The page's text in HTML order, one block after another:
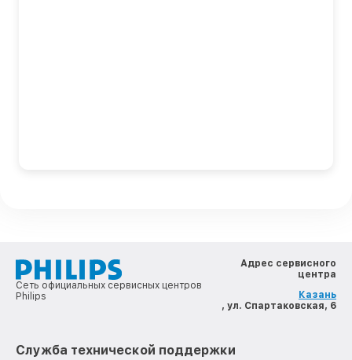
Сеть официальных сервисных центров
Philips
Адрес сервисного
центра
Казань
, ул. Спартаковская, 6
Служба технической поддержки